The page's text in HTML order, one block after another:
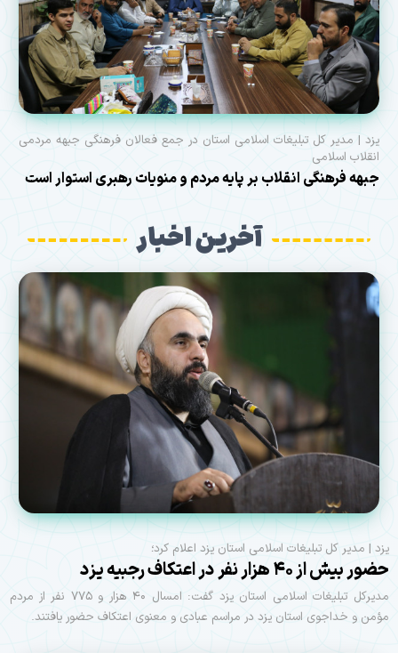
یزد | مدیر کل تبلیغات اسلامی استان در جمع فعالان فرهنگی جبهه مردمی
انقلاب اسلامی
جبهه فرهنگی انقلاب بر پایه مردم و منویات رهبری استوار است
آخرین اخبار
یزد | مدیر کل تبلیغات اسلامی استان یزد اعلام کرد؛
حضور بیش از ۴۰ هزار نفر در اعتکاف رجبیه یزد
مدیرکل تبلیغات اسلامی استان یزد گفت: امسال ۴۰ هزار و ۷۷۵ نفر از مردم
مؤمن و خداجوی استان یزد در مراسم عبادی و معنوی اعتکاف حضور یافتند.